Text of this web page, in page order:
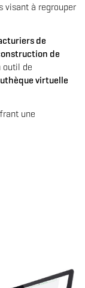
visant à regrouper
de
de
outil de
virtuelle
une